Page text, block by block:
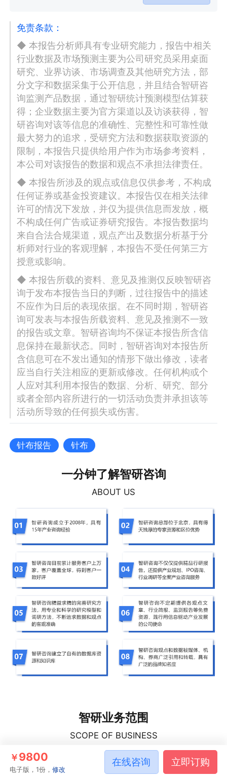
免责条款：
◆ 本报告分析师具有专业研究能力，报告中相关
行业数据及市场预测主要为公司研究员采用桌面
研究、业界访谈、市场调查及其他研究方法，部
分文字和数据采集于公开信息，并且结合智研咨
询监测产品数据，通过智研统计预测模型估算获
得；企业数据主要为官方渠道以及访谈获得，智
研咨询对该等信息的准确性、完整性和可靠性做
最大努力的追求，受研究方法和数据获取资源的
限制，本报告只提供给用户作为市场参考资料，
本公司对该报告的数据和观点不承担法律责任。
◆ 本报告所涉及的观点或信息仅供参考，不构成
任何证券或基金投资建议。本报告仅在相关法律
许可的情况下发放，并仅为提供信息而发放，概
不构成任何广告或证券研究报告。本报告数据均
来自合法合规渠道，观点产出及数据分析基于分
析师对行业的客观理解，本报告不受任何第三方
授意或影响。
◆ 本报告所载的资料、意见及推测仅反映智研咨
询于发布本报告当日的判断，过往报告中的描述
不应作为日后的表现依据。在不同时期，智研咨
询可发表与本报告所载资料、意见及推测不一致
的报告或文章。智研咨询均不保证本报告所含信
息保持在最新状态。同时，智研咨询对本报告所
含信息可在不发出通知的情形下做出修改，读者
应当自行关注相应的更新或修改。任何机构或个
人应对其利用本报告的数据、分析、研究、部分
或者全部内容所进行的一切活动负责并承担该等
活动所导致的任何损失或伤害。
针布报告 针布
一分钟了解智研咨询
ABOUT US
智研业务范围
SCOPE OF BUSINESS
￥9800
电子版，1份，修改
在线咨询 立即订购